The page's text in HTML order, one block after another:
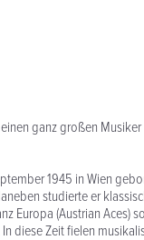
ganz großen
1945 in Wien
studierte er
Europa (Austrian Aces)
In diese Zeit fielen